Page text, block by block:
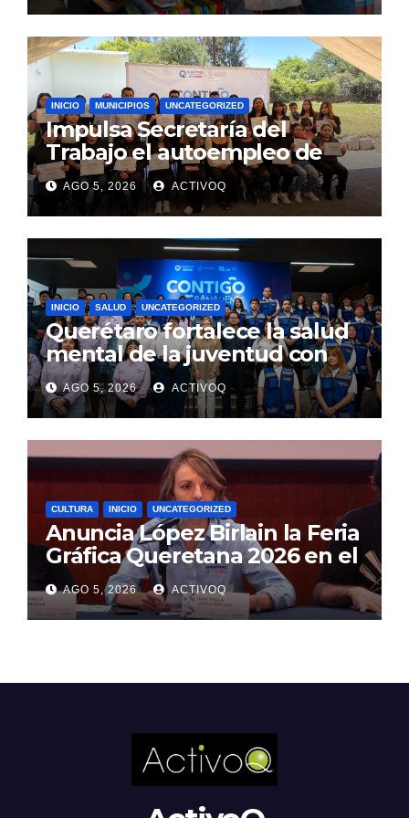
Calzada
INICIO MUNICIPIOS UNCATEGORIZED
Impulsa Secretaría del
Trabajo el autoempleo de
mujeres en Huimilpan
AGO 5, 2026 ACTIVOQ
INICIO SALUD UNCATEGORIZED
Querétaro fortalece la salud
mental de la juventud con
alcance estatal e impacto
internacional
AGO 5, 2026 ACTIVOQ
CULTURA INICIO UNCATEGORIZED
Anuncia López Birlain la Feria
Gráfica Queretana 2026 en el
CEART
AGO 5, 2026 ACTIVOQ